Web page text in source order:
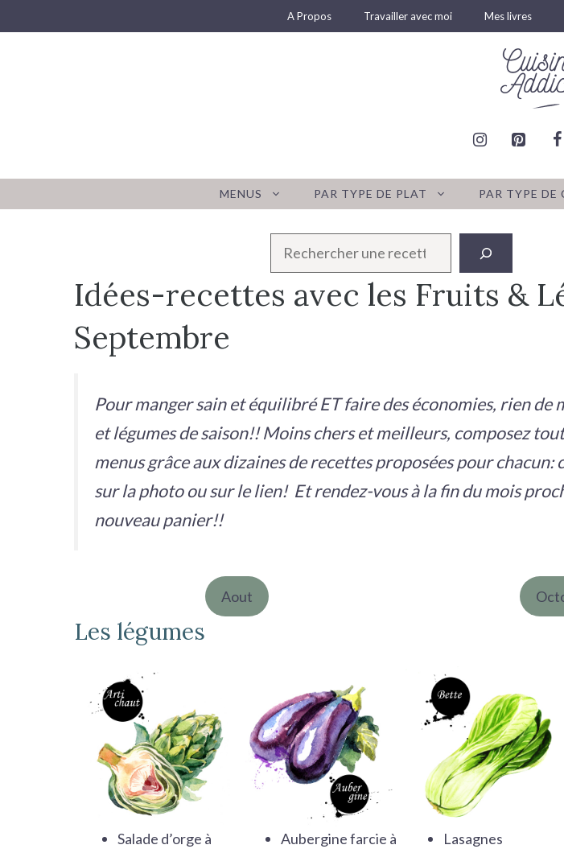
au
A Propos Travailler avec moi Mes livres
MENUS PAR TYPE DE PLAT PAR TYPE DE
e
c
h
e
r
Idées-recettes avec les Fruits &
Septembre
Pour manger sain et équilibré ET faire des économies, rien de
et légumes de saison!! Moins chers et meilleurs, composez
menus grâce aux dizaines de recettes proposées pour
sur la photo ou sur le lien! Et rendez-vous à la fin du mois
nouveau panier!!
Aout
Les légumes
Salade d’orge à
Aubergine farcie à
Lasagnes